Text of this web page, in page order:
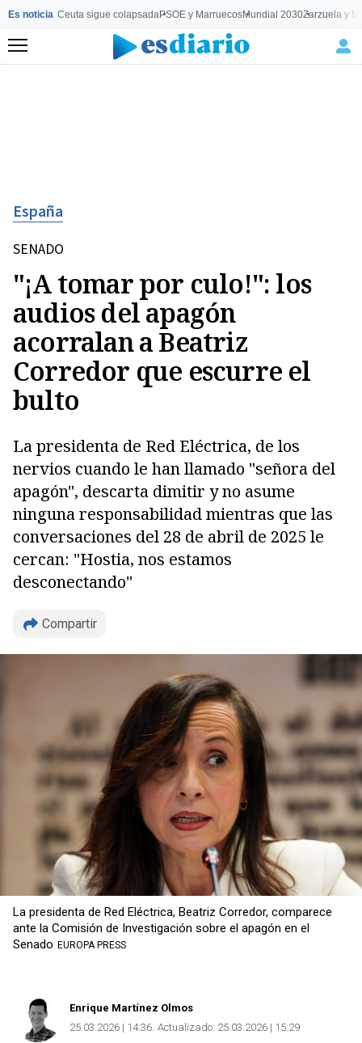
Es noticia Ceuta sigue colapsadaPSOE y MarruecosMundial 2030Zarzuela y
Menú
España
SENADO
"¡A tomar por culo!": los
audios del apagón
acorralan a Beatriz
Corredor que escurre el
bulto
La presidenta de Red Eléctrica, de los
nervios cuando le han llamado "señora del
apagón", descarta dimitir y no asume
ninguna responsabilidad mientras que las
conversaciones del 28 de abril de 2025 le
cercan: "Hostia, nos estamos
desconectando"
Compartir
Copiar
La presidenta de Red Eléctrica, Beatriz Corredor, comparece
ante la Comisión de Investigación sobre el apagón en el
Senado EUROPA PRESS
Enrique Martínez Olmos
25.03.2026 | 14:36 Actualizado: 25.03.2026 | 15:29